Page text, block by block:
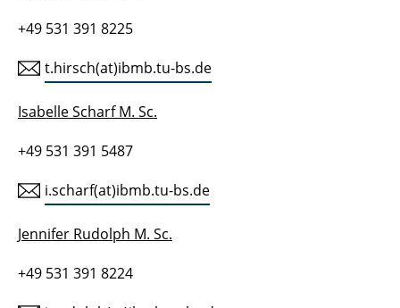
+49 531 391 8225
t.hirsch(at)ibmb.tu-bs.de
Isabelle Scharf M. Sc.
+49 531 391 5487
i.scharf(at)ibmb.tu-bs.de
Jennifer Rudolph M. Sc.
+49 531 391 8224